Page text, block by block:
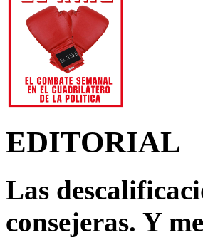
EDITORIAL
Las
consejeras. Y